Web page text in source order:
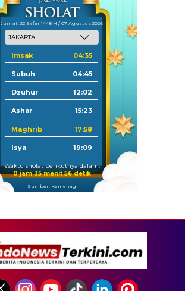
Jum'at, 22 Safar 1448 H / 07 Agustus 2026
Imsak 04:35
Subuh 04:45
Dzuhur 12:02
Ashar 15:23
Maghrib 17:58
Isya 19:09
Waktu sholat berikutnya dalam:
0 jam 35 menit 55 detik
Sumber: Kemenag